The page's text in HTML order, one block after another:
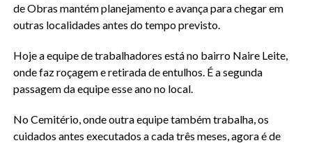
de Obras mantém planejamento e avança para chegar em
outras localidades antes do tempo previsto.
Hoje a equipe de trabalhadores está no bairro Naire Leite,
onde faz roçagem e retirada de entulhos. É a segunda
passagem da equipe esse ano no local.
No Cemitério, onde outra equipe também trabalha, os
cuidados antes executados a cada três meses, agora é de